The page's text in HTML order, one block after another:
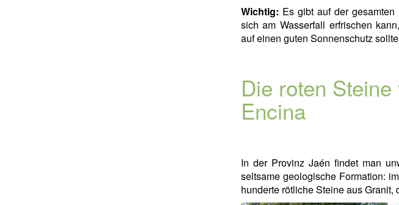
Wichtig: Es gibt auf der
sich am Wasserfall erfrischen
auf einen guten Sonnenschutz
Die roten
Encina
In der Provinz Jaén findet man
seltsame geologische Formation:
hunderte rötliche Steine aus Granit,